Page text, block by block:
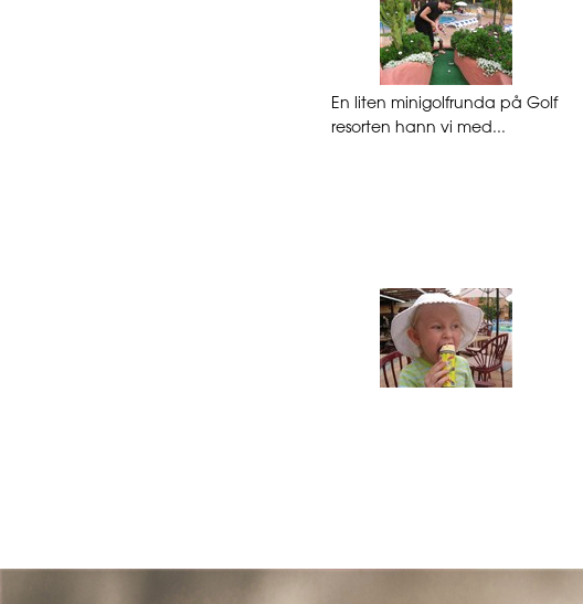
En liten minigolfrunda på Golf
resorten hann vi med...